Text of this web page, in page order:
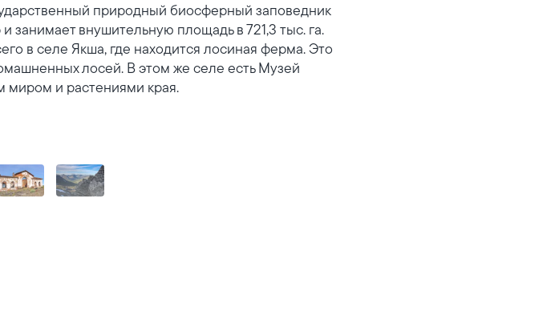
природный биосферный заповедник
занимает внушительную площадь в 721,3 тыс. га.
в селе Якша, где находится лосиная ферма. Это
лосей. В этом же селе есть Музей
миром и растениями края.